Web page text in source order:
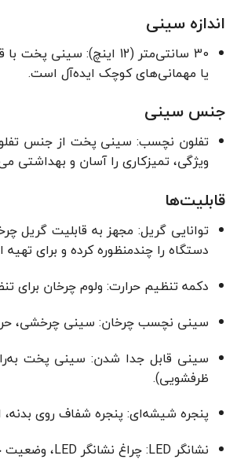
اندازه سینی
یا مهمانی‌های کوچک ایده‌آل است.
جنس سینی
تفلون نچسب: سینی پخت از جنس
ویژگی، تمیزکاری را آسان و بهداشتی
قابلیت‌ها
توانایی گریل: مجهز به قابلیت گریل
دستگاه را چندمنظوره کرده و برای
دکمه تنظیم حرارت: ولوم چرخان برای
سینی نچسب چرخان: سینی چرخشی،
سینی قابل جدا شدن: سینی پخت
ظرفشویی).
پنجره شیشه‌ای: پنجره شفاف روی
نشانگر LED: چراغ نشانگر LED، وضعیت حرارت و آماده بودن دستگاه برای پخت را نمایش می‌دهد، که کاربری را ساده‌تر می‌کند.